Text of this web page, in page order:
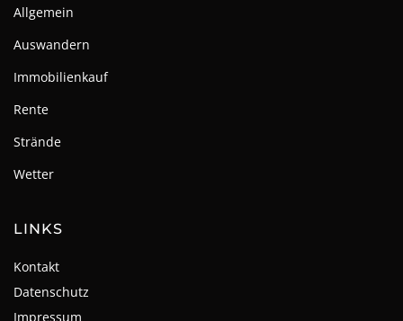
Allgemein
Auswandern
Immobilienkauf
Rente
Strände
Wetter
LINKS
Kontakt
Datenschutz
Impressum